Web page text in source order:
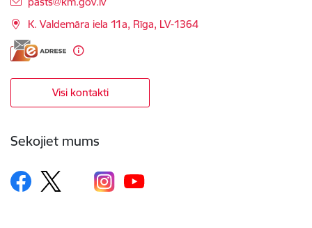
K. Valdemāra iela 11a, Rīga, LV-1364
Visi kontakti
Sekojiet mums